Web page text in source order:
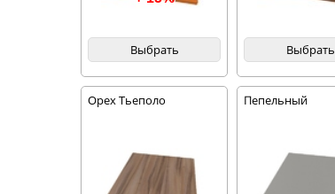
Выбрать Выбрать
Орех Тьеполо Пепельный